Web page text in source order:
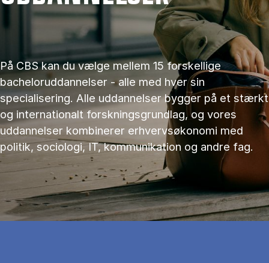
På CBS kan du vælge mellem 15 forskellige
bacheloruddannelser - alle med hver sin
specialisering. Alle uddannelser bygger på et stærkt
og internationalt forskningsgrundlag, og vores
uddannelser kombinerer erhvervsøkonomi med
politik, sociologi, IT, kommunikation og andre fag.